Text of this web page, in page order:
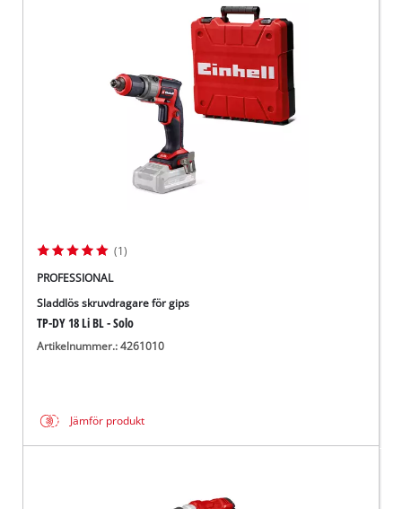
(1)
PROFESSIONAL
Sladdlös skruvdragare för gips
TP-DY 18 Li BL - Solo
Artikelnummer.: 4261010
Jämför produkt